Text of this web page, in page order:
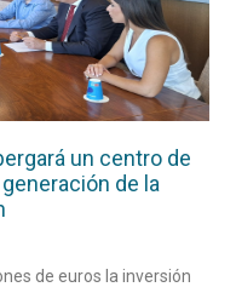
un centro de
de la
de euros la inversión